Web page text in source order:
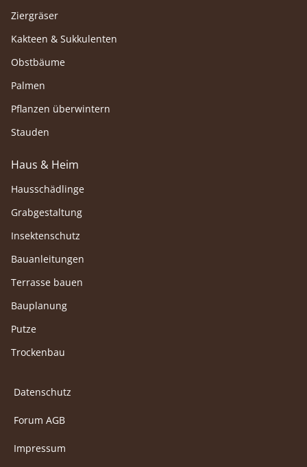
Ziergräser
Kakteen & Sukkulenten
Obstbäume
Palmen
Pflanzen überwintern
Stauden
Haus & Heim
Hausschädlinge
Grabgestaltung
Insektenschutz
Bauanleitungen
Terrasse bauen
Bauplanung
Putze
Trockenbau
Datenschutz
Forum AGB
Impressum